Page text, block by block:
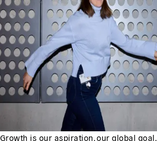
Growth is our aspiration, our global goal.